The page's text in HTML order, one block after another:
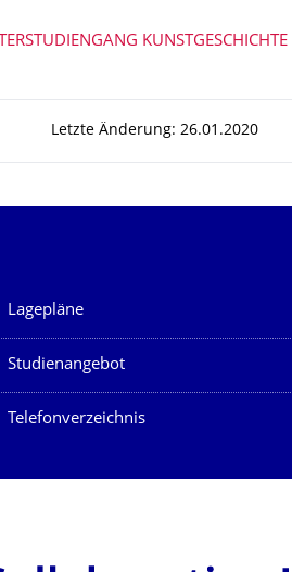
KUNSTGESCHICHTE
Letzte Änderung: 26.01.2020
Unsere Dienste
Lagepläne
Studienangebot
Telefonverzeichnis